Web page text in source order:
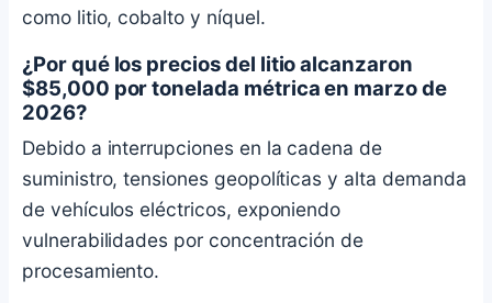
como litio, cobalto y níquel.
¿Por qué los precios del litio alcanzaron
$85,000 por tonelada métrica en marzo de
2026?
Debido a interrupciones en la cadena de
suministro, tensiones geopolíticas y alta demanda
de vehículos eléctricos, exponiendo
vulnerabilidades por concentración de
procesamiento.